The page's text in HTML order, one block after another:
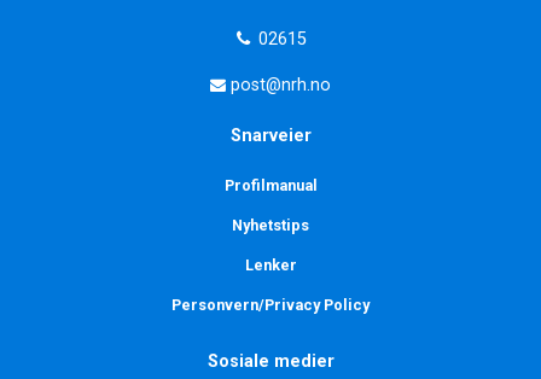
02615
post@nrh.no
Snarveier
Profilmanual
Nyhetstips
Lenker
Personvern/Privacy Policy
Sosiale medier